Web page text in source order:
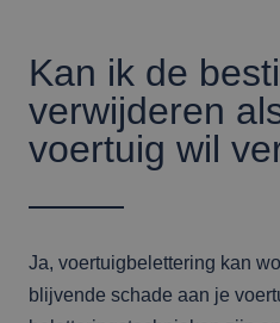
Kan ik de
verwijderen
voertuig wil
Ja, voertuigbelettering kan
blijvende schade aan je